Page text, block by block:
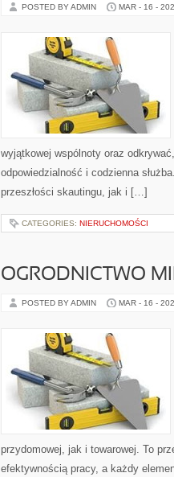
POSTED BY ADMIN MAR - 16 -
wyjątkowej wspólnoty oraz
odpowiedzialność i codzienna
przeszłości skautingu, jak i […]
CATEGORIES: NIERUCHOMOŚCI
OGRODNICTWO
POSTED BY ADMIN MAR - 16 -
przydomowej, jak i towarowej. To
efektywnością pracy, a każdy